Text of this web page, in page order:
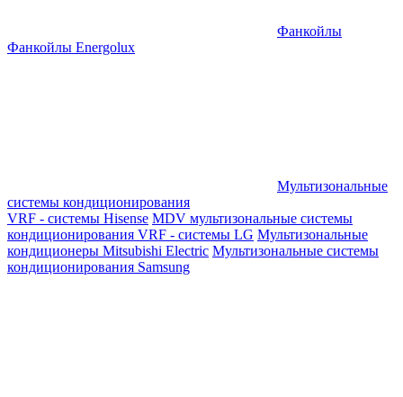
Фанкойлы
Фанкойлы Energolux
Мультизональные
системы кондиционирования
VRF - системы Hisense MDV мультизональные системы
кондиционирования VRF - системы LG Мультизональные
кондиционеры Mitsubishi Electric Мультизональные системы
кондиционирования Samsung